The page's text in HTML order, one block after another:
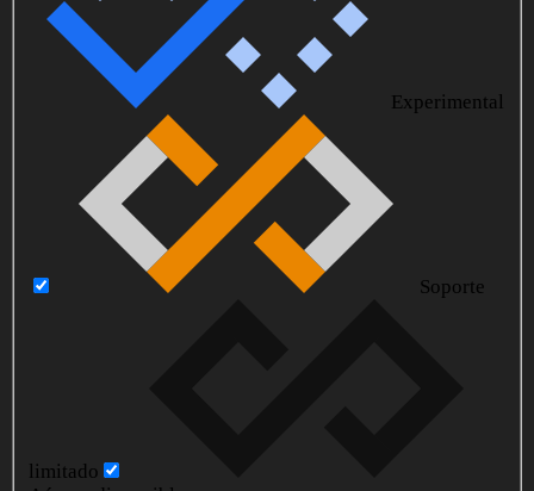
Experimental
Soporte
limitado